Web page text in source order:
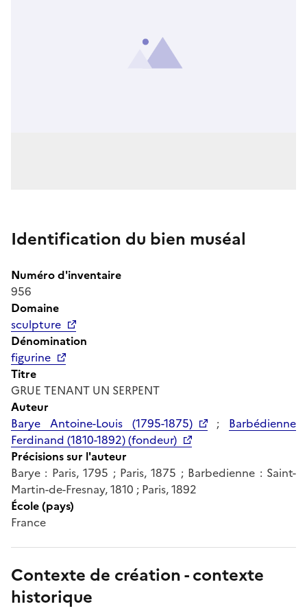
Identification du bien muséal
Numéro d'inventaire
956
Domaine
sculpture
Dénomination
figurine
Titre
GRUE TENANT UN SERPENT
Auteur
Barye Antoine-Louis (1795-1875)
; Barbédienne
Ferdinand (1810-1892) (fondeur)
Précisions sur l'auteur
Barye : Paris, 1795 ; Paris, 1875 ; Barbedienne : Saint-
Martin-de-Fresnay, 1810 ; Paris, 1892
École (pays)
France
Contexte de création - contexte
historique